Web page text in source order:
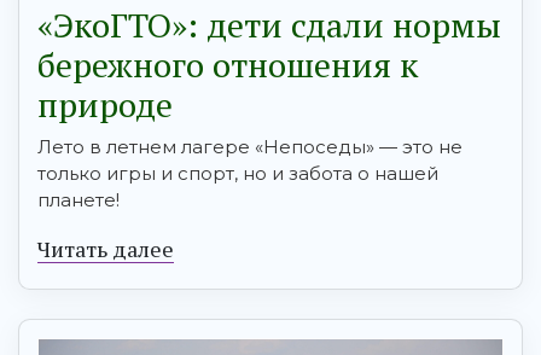
«ЭкоГТО»: дети сдали нормы
бережного отношения к
природе
Лето в летнем лагере «Непоседы» — это не
только игры и спорт, но и забота о нашей
планете!
Читать далее